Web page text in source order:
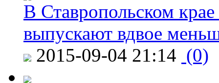
В Ставропольском
выпускают вдвое
2015-09-04 21:14 (0)